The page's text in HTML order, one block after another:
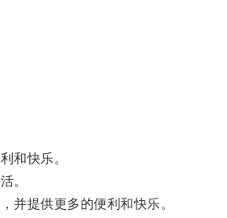
和快乐。
。
提供更多的便利和快乐。